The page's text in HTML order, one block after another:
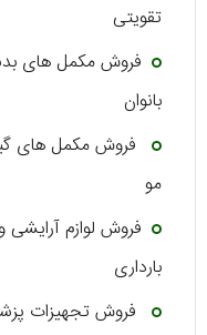
تقویتی
فروش مکمل ‌های
بانوان
فروش مکمل ‌های
مو
فروش لوازم
بارداری
فروش تجهیزات